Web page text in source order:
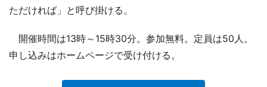
ただければ」と呼び掛ける。
開催時間は13時～15時30分。参加無料。定員は50人。
申し込みはホームページで受け付ける。